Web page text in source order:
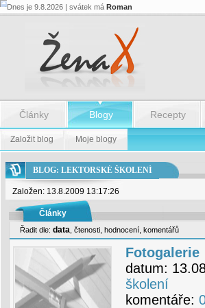
Dnes je 9.8.2026 | svátek má Roman
Články Blogy Recepty
Založit blog Moje blogy
BLOG: LEKTORSKÉ ŠKOLENÍ
Založen: 13.8.2009 13:17:26
Články
Řadit dle: data čtenosti hodnocení komentářů
Fotogalerie
datum:
školení
komentáře: